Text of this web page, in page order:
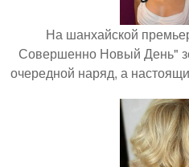
На шанхайской
Совершенно Новый День"
очередной наряд, а